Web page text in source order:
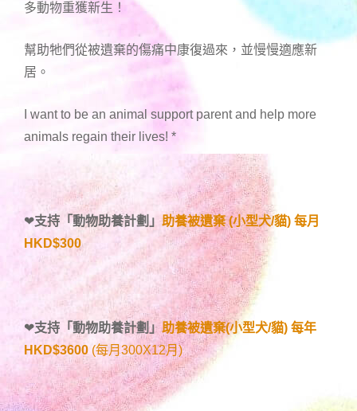
多動物重獲新生！
幫助牠們從被遺棄的傷痛中康復過來，並慢慢適應新
居。
I want to be an animal support parent and help more
animals regain their lives! *
❤支持「動物助養計劃 」 助養被遺棄 (小型犬/貓) 每月
HKD$300
❤支持「動物助養計劃 」助養被遺棄(小型犬/貓) 每年
HKD$3600 (每月300X12月)